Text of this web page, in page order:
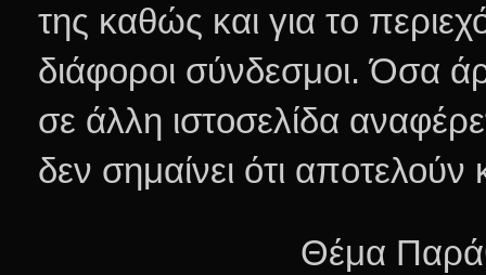
της καθώς και για το
διάφοροι σύνδεσμοι.Όσα
σε άλλη ιστοσελίδα
δεν σημαίνει ότι
Θέμα